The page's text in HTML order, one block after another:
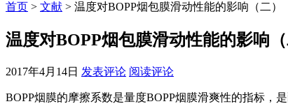
首页 > 文献 > 温度对BOPP烟包膜滑动性能的影响（二）
温度对BOPP烟包膜滑动性能的影响（
2017年4月14日 发表评论 阅读评论
BOPP烟膜的摩擦系数是量度BOPP烟膜滑爽性的指标，